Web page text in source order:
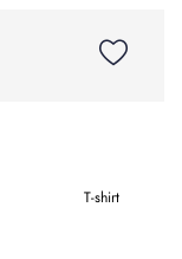
T-shirt